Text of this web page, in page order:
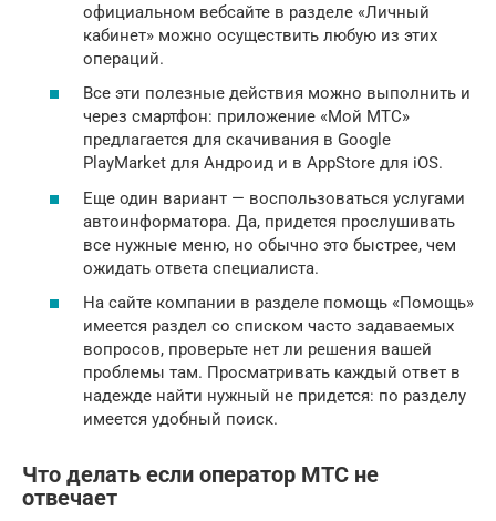
официальном вебсайте в разделе «Личный
кабинет» можно осуществить любую из этих
операций.
Все эти полезные действия можно выполнить и
через смартфон: приложение «Мой МТС»
предлагается для скачивания в Google
PlayMarket для Андроид и в AppStore для iOS.
Еще один вариант — воспользоваться услугами
автоинформатора. Да, придется прослушивать
все нужные меню, но обычно это быстрее, чем
ожидать ответа специалиста.
На сайте компании в разделе помощь «Помощь»
имеется раздел со списком часто задаваемых
вопросов, проверьте нет ли решения вашей
проблемы там. Просматривать каждый ответ в
надежде найти нужный не придется: по разделу
имеется удобный поиск.
Что делать если оператор МТС не
отвечает